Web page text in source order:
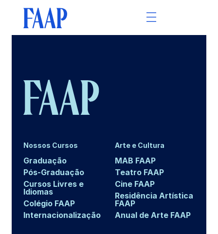
Nossos Cursos
Graduação
Pós-Graduação
Cursos Livres e
Idiomas
Colégio FAAP
Internacionalização
Arte e Cultura
MAB FAAP
Teatro FAAP
Cine FAAP
Residência Artística
FAAP
Anual de Arte FAAP